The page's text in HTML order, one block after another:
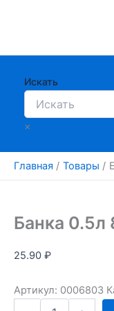
Искать
×
Главная Товары
Банка
25.90 ₽
Артикул: 0006803
Количество